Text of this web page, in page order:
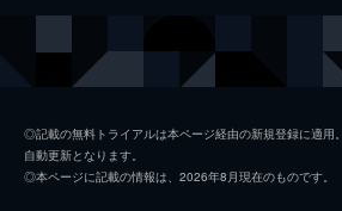
日暮真央
◎記載の無料トライアルは本ページ経由の新規登録に適用
自動更新となります。
◎本ページに記載の情報は、2026年8月現在のものです。